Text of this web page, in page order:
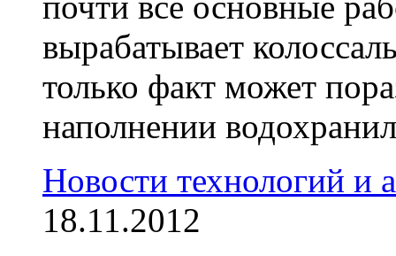
вырабатывает
только факт может
наполнении
Новости технологий и
18.11.2012